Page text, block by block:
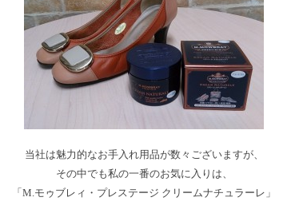
当社は魅力的なお手入れ用品が数々ございますが、
その中でも私の一番のお気に入りは、
「M.モゥブレィ・プレステージ クリームナチュラーレ」